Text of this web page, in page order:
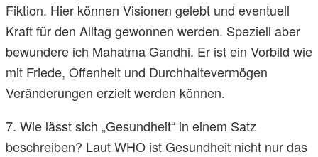
Fiktion. Hier können Visionen gelebt und eventuell
Kraft für den Alltag gewonnen werden. Speziell aber
bewundere ich Mahatma Gandhi. Er ist ein Vorbild wie
mit Friede, Offenheit und Durchhaltevermögen
Veränderungen erzielt werden können.
7. Wie lässt sich „Gesundheit“ in einem Satz
beschreiben? Laut WHO ist Gesundheit nicht nur das